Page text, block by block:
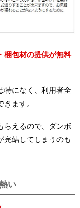
梱包材の提供が無料
特になく、利用者全
ます。
らえるので、ダンボ
完結してしまうのも
い